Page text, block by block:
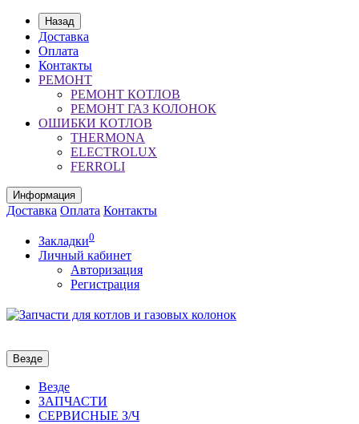
Назад
Доставка
Оплата
Контакты
РЕМОНТ
РЕМОНТ КОТЛОВ
РЕМОНТ ГАЗ КОЛОНОК
ОШИБКИ КОТЛОВ
THERMONA
ELECTROLUX
FERROLI
Информация
Доставка Оплата Контакты
Закладки0
Личный кабинет
Авторизация
Регистрация
Везде
Везде
ЗАПЧАСТИ
СЕРВИСНЫЕ З/Ч